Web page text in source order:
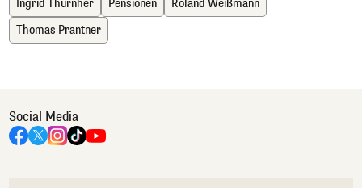
Ingrid Thurnher Pensionen
Roland Weißmann
Thomas Prantner
Social Media